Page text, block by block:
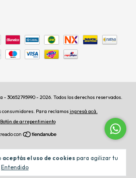
aceptás el uso de cookies para agilizar tu
Entendido
30652795990 - 2026. Todos los derechos reservados.
consumidores. Para reclamosingresá acá.
Botón de arrepentimiento